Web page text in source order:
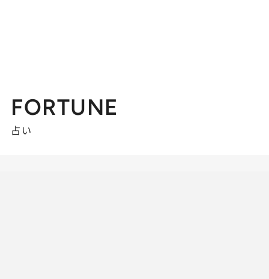
FORTUNE
占い